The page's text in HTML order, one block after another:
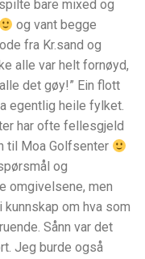
bare mixed og
og vant begge
fra Kr.sand og
alle var helt fornøyd,
det gøy!” Ein flott
egentlig heile fylket.
har ofte fellesgjeld
til Moa Golfsenter
og
omgivelsene, men
om hva som
Sånn var det
Jeg burde også